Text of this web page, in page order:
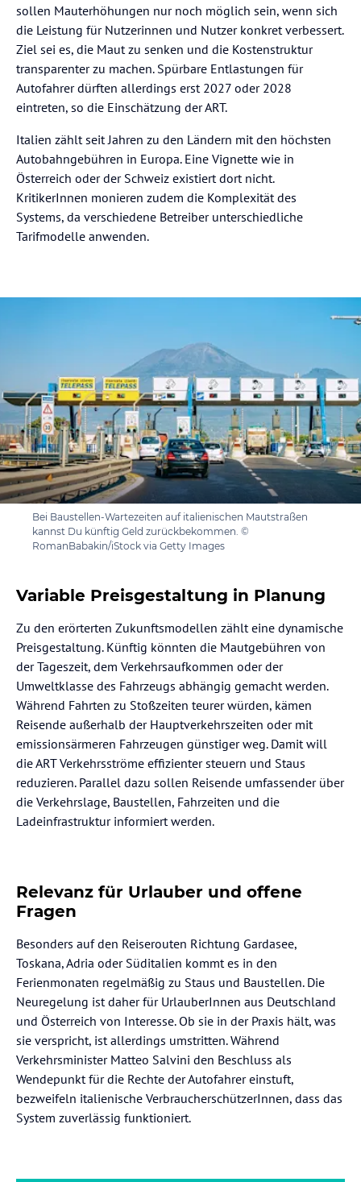
sollen Mauterhöhungen nur noch möglich sein, wenn sich
die Leistung für Nutzerinnen und Nutzer konkret verbessert.
Ziel sei es, die Maut zu senken und die Kostenstruktur
transparenter zu machen. Spürbare Entlastungen für
Autofahrer dürften allerdings erst 2027 oder 2028
eintreten, so die Einschätzung der ART.
Italien zählt seit Jahren zu den Ländern mit den höchsten
Autobahngebühren in Europa. Eine Vignette wie in
Österreich oder der Schweiz existiert dort nicht.
KritikerInnen monieren zudem die Komplexität des
Systems, da verschiedene Betreiber unterschiedliche
Tarifmodelle anwenden.
Bei Baustellen-Wartezeiten auf italienischen Mautstraßen
kannst Du künftig Geld zurückbekommen. ©
RomanBabakin/iStock via Getty Images
Variable Preisgestaltung in Planung
Zu den erörterten Zukunftsmodellen zählt eine dynamische
Preisgestaltung. Künftig könnten die Mautgebühren von
der Tageszeit, dem Verkehrsaufkommen oder der
Umweltklasse des Fahrzeugs abhängig gemacht werden.
Während Fahrten zu Stoßzeiten teurer würden, kämen
Reisende außerhalb der Hauptverkehrszeiten oder mit
emissionsärmeren Fahrzeugen günstiger weg. Damit will
die ART Verkehrsströme effizienter steuern und Staus
reduzieren. Parallel dazu sollen Reisende umfassender über
die Verkehrslage, Baustellen, Fahrzeiten und die
Ladeinfrastruktur informiert werden.
Relevanz für Urlauber und offene
Fragen
Besonders auf den Reiserouten Richtung Gardasee,
Toskana, Adria oder Süditalien kommt es in den
Ferienmonaten regelmäßig zu Staus und Baustellen. Die
Neuregelung ist daher für UrlauberInnen aus Deutschland
und Österreich von Interesse. Ob sie in der Praxis hält, was
sie verspricht, ist allerdings umstritten. Während
Verkehrsminister Matteo Salvini den Beschluss als
Wendepunkt für die Rechte der Autofahrer einstuft,
bezweifeln italienische VerbraucherschützerInnen, dass das
System zuverlässig funktioniert.